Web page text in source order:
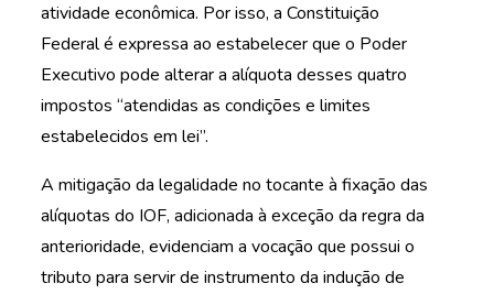
atividade econômica. Por isso, a Constituição
Federal é expressa ao estabelecer que o Poder
Executivo pode alterar a alíquota desses quatro
impostos “atendidas as condições e limites
estabelecidos em lei”.
A mitigação da legalidade no tocante à fixação das
alíquotas do IOF, adicionada à exceção da regra da
anterioridade, evidenciam a vocação que possui o
tributo para servir de instrumento da indução de